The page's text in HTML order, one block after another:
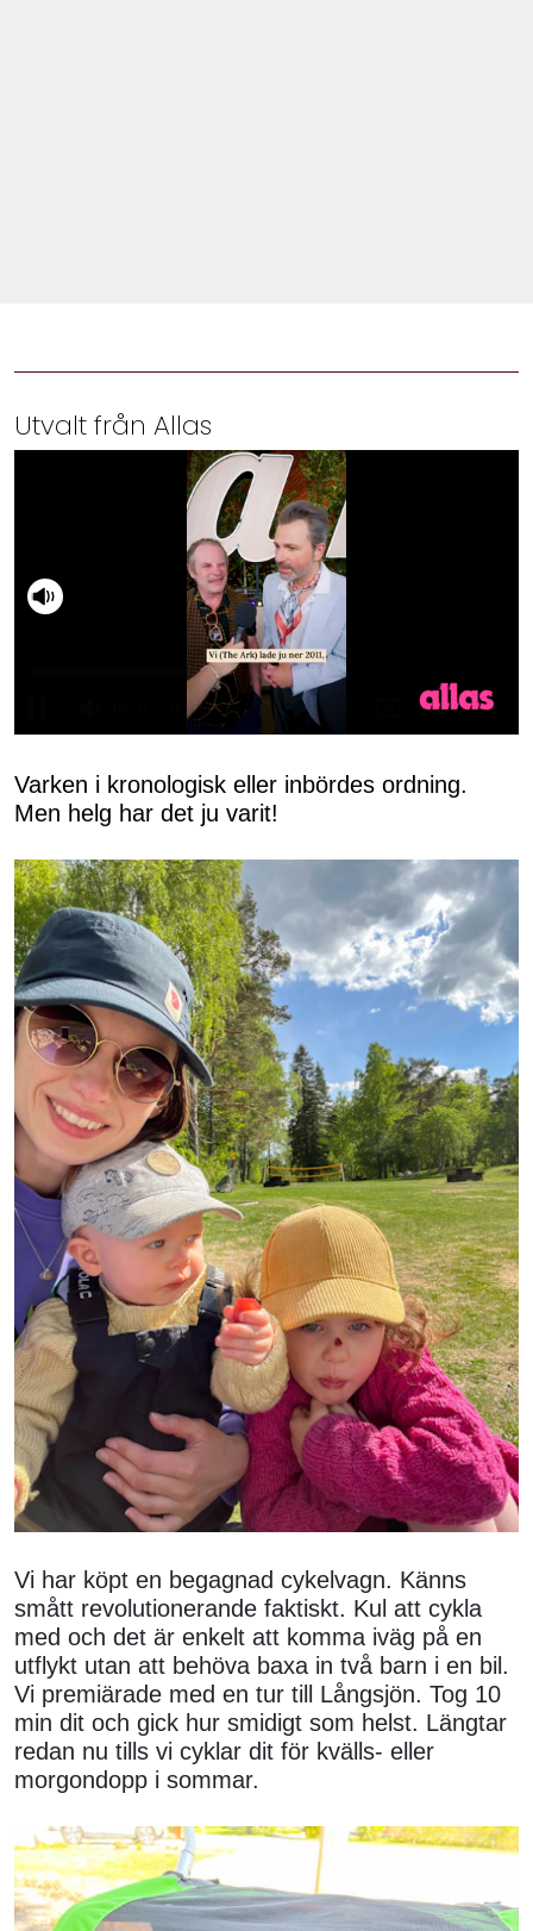
Utvalt från Allas
of
50
seconds
Varken i kronologisk eller inbördes ordning.
Men helg har det ju varit!
Vi har köpt en begagnad cykelvagn. Känns
smått revolutionerande faktiskt. Kul att cykla
med och det är enkelt att komma iväg på en
utflykt utan att behöva baxa in två barn i en bil.
Vi premiärade med en tur till Långsjön. Tog 10
min dit och gick hur smidigt som helst. Längtar
redan nu tills vi cyklar dit för kvälls- eller
morgondopp i sommar.